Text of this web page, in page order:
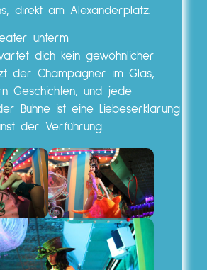
direkt am Alexanderplatz.
unterm
dich kein gewöhnlicher
der Champagner im Glas,
Geschichten, und jede
Bühne ist eine Liebeserklärung
der Verführung.